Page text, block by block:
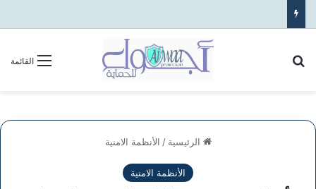
القائمة
الرئيسية / الأنظمة الامنية
الأنظمة الامنية